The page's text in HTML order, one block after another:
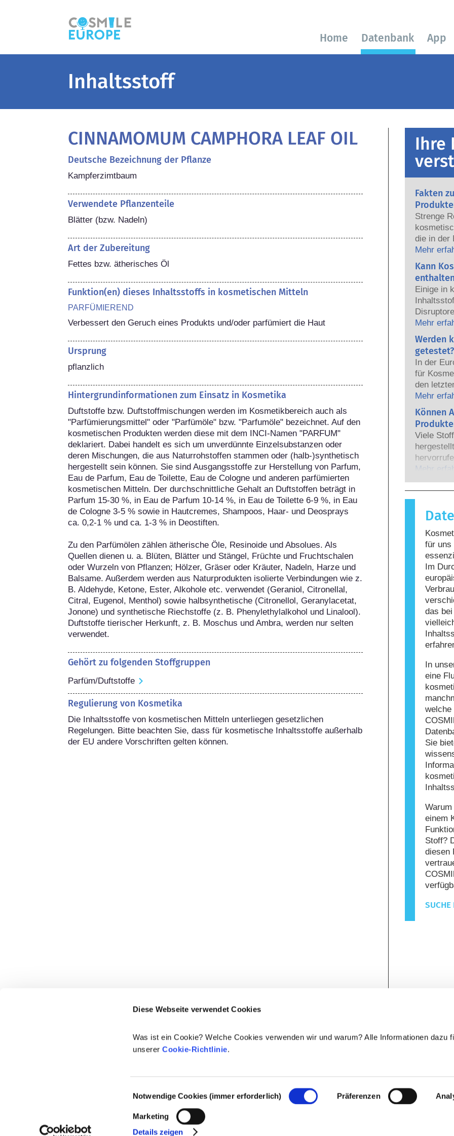
Diese Webseite verwendet Cookies
Was ist ein Cookie? Welche Cookies verwenden wir und warum? Alle Informationen dazu
unsererCookie-Richtlinie.
Notwendige Cookies (immer erforderlich) Präferenzen
Marketing
Details zeigen
Home Datenbank App
Inhaltsstoff
CINNAMOMUM CAMPHORA LEAF OIL
Deutsche Bezeichnung der Pflanze
Kampferzimtbaum
Verwendete Pflanzenteile
Blätter (bzw. Nadeln)
Art der Zubereitung
Fettes bzw. ätherisches Öl
Funktion(en) dieses Inhaltsstoffs in kosmetischen Mitteln
PARFÜMIEREND
Verbessert den Geruch eines Produkts und/oder parfümiert die Haut
Ursprung
pflanzlich
Hintergrundinformationen zum Einsatz in Kosmetika
Duftstoffe bzw. Duftstoffmischungen werden im Kosmetikbereich auch als
"Parfümierungsmittel" oder "Parfümöle" bzw. "Parfumöle" bezeichnet. Auf den
kosmetischen Produkten werden diese mit dem INCI-Namen "PARFUM"
deklariert. Dabei handelt es sich um unverdünnte Einzelsubstanzen oder
deren Mischungen, die aus Naturrohstoffen stammen oder (halb-)synthetisch
hergestellt sein können. Sie sind Ausgangsstoffe zur Herstellung von Parfum,
Eau de Parfum, Eau de Toilette, Eau de Cologne und anderen parfümierten
kosmetischen Mitteln. Der durchschnittliche Gehalt an Duftstoffen beträgt in
Parfum 15-30 %, in Eau de Parfum 10-14 %, in Eau de Toilette 6-9 %, in Eau
de Cologne 3-5 % sowie in Hautcremes, Shampoos, Haar- und Deosprays
ca. 0,2-1 % und ca. 1-3 % in Deostiften.
Zu den Parfümölen zählen ätherische Öle, Resinoide und Absolues. Als
Quellen dienen u. a. Blüten, Blätter und Stängel, Früchte und Fruchtschalen
oder Wurzeln von Pflanzen; Hölzer, Gräser oder Kräuter, Nadeln, Harze und
Balsame. Außerdem werden aus Naturprodukten isolierte Verbindungen wie z.
B. Aldehyde, Ketone, Ester, Alkohole etc. verwendet (Geraniol, Citronellal,
Citral, Eugenol, Menthol) sowie halbsynthetische (Citronellol, Geranylacetat,
Jonone) und synthetische Riechstoffe (z. B. Phenylethylalkohol und Linalool).
Duftstoffe tierischer Herkunft, z. B. Moschus und Ambra, werden nur selten
verwendet.
Gehört zu folgenden Stoffgruppen
Parfüm/Duftstoffe
Regulierung von Kosmetika
Die Inhaltsstoffe von kosmetischen Mitteln unterliegen gesetzlichen
Regelungen. Bitte beachten Sie, dass für kosmetische Inhaltsstoffe außerhalb
der EU andere Vorschriften gelten können.
Ihre
Fakten
Strenge
die in der
sicher für
Die
Mehr
Kann
Einige in
haben,
Hormone
das
heißt das
auch
sehr
zumeist
jemals
Produkte
Experten,
Mehr
Werden
In der
für
den
dem
von
Mehr
Können
Viele
wenn das
harmlos
Reaktion
Allergie
nicht,
nicht
Mehr
für uns
Im
das
In
eine
welche
Sie
einem
Stoff?
diesen
SUCHE
© 2021-2026 - Cosmetics Europe Rechtlicher Hinweis